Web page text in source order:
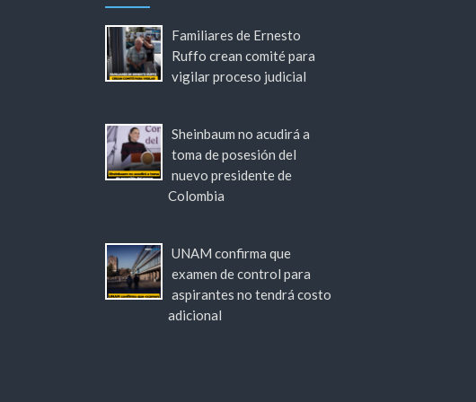
Familiares de Ernesto
Ruffo crean comité para
vigilar proceso judicial
Sheinbaum no acudirá a
toma de posesión del
nuevo presidente de
Colombia
UNAM confirma que
examen de control para
aspirantes no tendrá costo
adicional